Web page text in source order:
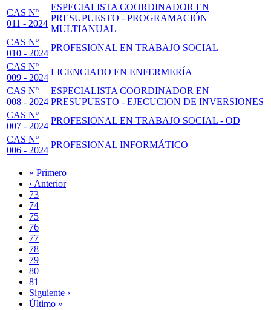
CAS Nº
011 - 2024
ESPECIALISTA COORDINADOR EN
PRESUPUESTO - PROGRAMACIÓN
MULTIANUAL
CAS Nº
010 - 2024
PROFESIONAL EN TRABAJO SOCIAL
CAS Nº
009 - 2024
LICENCIADO EN ENFERMERÍA
CAS Nº
008 - 2024
ESPECIALISTA COORDINADOR EN
PRESUPUESTO - EJECUCION DE INVERSIONES
CAS Nº
007 - 2024
PROFESIONAL EN TRABAJO SOCIAL - OD
CAS Nº
006 - 2024
PROFESIONAL INFORMÁTICO
Paginación
Primera
página
« Primero
Página
anterior
‹ Anterior
Page
73
Page
74
Page
75
Page
76
Página
actual
77
Page
78
Page
79
Page
80
Page
81
Siguiente
página
Siguiente ›
Última
Último »